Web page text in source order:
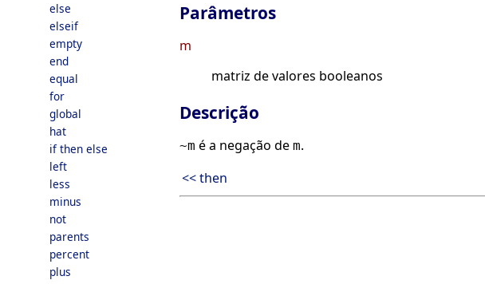
else
elseif
empty
end
equal
for
global
hat
if then else
left
less
minus
not
parents
percent
plus
Parâmetros
m
matriz de valores booleanos
Descrição
~m é a negação de m.
<< then